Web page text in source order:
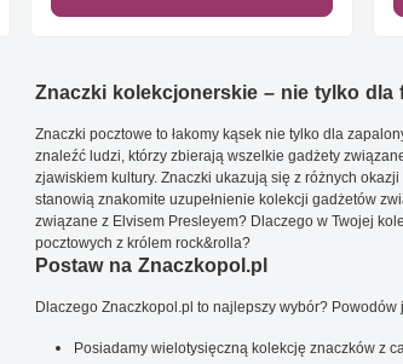
Znaczki kolekcjonerskie – nie tylko dla
Znaczki pocztowe to łakomy kąsek nie tylko dla
znaleźć ludzi, którzy zbierają wszelkie gadżety
zjawiskiem kultury. Znaczki ukazują się z różnych
stanowią znakomite uzupełnienie kolekcji gadżetów
związane z Elvisem Presleyem? Dlaczego w Twojej
pocztowych z królem rock&rolla?
Postaw na Znaczkopol.pl
Dlaczego Znaczkopol.pl to najlepszy wybór? Powodów
Posiadamy wielotysięczną kolekcję znaczków z